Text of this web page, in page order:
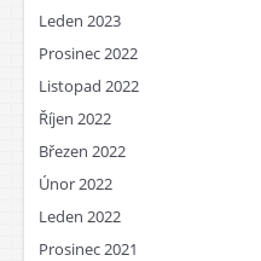
Leden 2023
Prosinec 2022
Listopad 2022
Říjen 2022
Březen 2022
Únor 2022
Leden 2022
Prosinec 2021